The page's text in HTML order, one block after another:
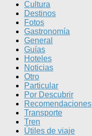
Cultura
Destinos
Fotos
Gastronomía
General
Guías
Hoteles
Noticias
Otro
Particular
Por Descubrir
Recomendaciones
Transporte
Tren
Útiles de viaje